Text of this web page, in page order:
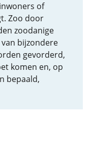
of
Zoo door
zoodanige
bijzondere
gevorderd,
komen en, op
bepaald,